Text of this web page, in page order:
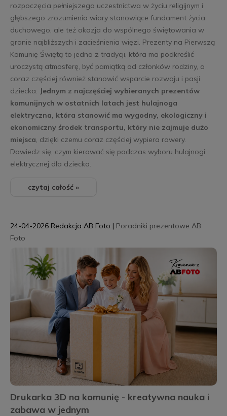
rozpoczęcia pełniejszego uczestnictwa w życiu religijnym i
głębszego zrozumienia wiary stanowiące fundament życia
duchowego, ale też okazja do wspólnego świętowania w
gronie najbliższych i zacieśnienia więzi. Prezenty na Pierwszą
Komunię Świętą to jedna z tradycji, która ma podkreślić
uroczystą atmosferę, być pamiątką od członków rodziny, a
coraz częściej również stanowić wsparcie rozwoju i pasji
dziecka.
Jednym z najczęściej wybieranych prezentów
komunijnych w ostatnich latach jest hulajnoga
elektryczna, która stanowić ma wygodny, ekologiczny i
ekonomiczny środek transportu, który nie zajmuje dużo
miejsca , dzięki czemu coraz częściej wypiera rowery.
Dowiedz się, czym kierować się podczas wyboru hulajnogi
elektrycznej dla dziecka.
czytaj całość »
Drukarka 3D na komunię - kreatywna nauka i
zabawa w jednym
24-04-2026 Redakcja AB Foto | Poradniki prezentowe AB
Foto